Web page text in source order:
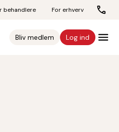
behandlere For erhverv
Bliv medlem Log ind